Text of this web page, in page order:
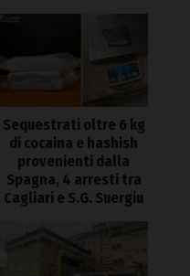
Sequestrati oltre 6 kg
di cocaina e hashish
provenienti dalla
Spagna, 4 arresti tra
Cagliari e S.G. Suergiu